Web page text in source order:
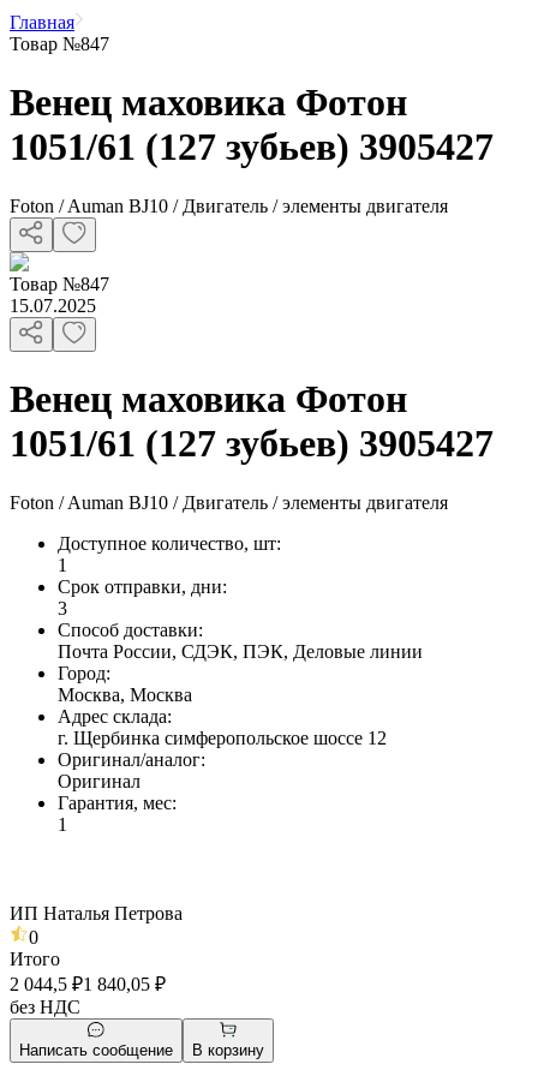
Главная
Товар №847
Венец маховика Фотон
1051/61 (127 зубьев) 3905427
Foton / Auman BJ10 / Двигатель / элементы двигателя
Товар №847
15.07.2025
Венец маховика Фотон
1051/61 (127 зубьев) 3905427
Foton / Auman BJ10 / Двигатель / элементы двигателя
Доступное количество, шт:
1
Срок отправки, дни:
3
Способ доставки:
Почта России, СДЭК, ПЭК, Деловые линии
Город:
Москва, Москва
Адрес склада:
г. Щербинка симферопольское шоссе 12
Оригинал/аналог:
Оригинал
Гарантия, мес:
1
ИП Наталья Петрова
0
Итого
2 044,5 ₽1 840,05 ₽
без НДС
Написать сообщение В корзину